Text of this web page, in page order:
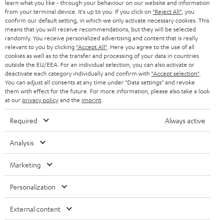
STEREO
SMART HOME
BLUETOOTH-LAUTSPRECHER
KOPFHÖRER
BLUETOOTH-KOPFHÖRER
LAUTSPRECHER
ULTIMA-SERIE
IN-EAR-KOPFHÖRER
FANSHOP
PRESSE & MARKETING
GESCHÄFTSKUNDEN
PARTNERPROGRAMM
BLOG
NEWSLETTER
STORES
DEINE VORTEILE BEI TEUFEL
TEUFEL STORY
UNSER MANAGEMENT
ÖSTERREICH
SCHWEIZ
NIEDERLANDE
BELGIEN
POLEN
SPANIEN
ITALIEN
Technische Änderungen, Tippfehler und Irrtum vorbehalten. Das auf unseren
Fotos abgebildete Zubehör ist nicht im Lieferumfang enthalten. Etwaige
learn what you like - through your behaviour on our website and information
from your terminal device. It's up to you: If you click on "Reject All" , you
confirm our default setting, in which we only activate necessary cookies. This
means that you will receive recommendations, but they will be selected
randomly. You receive personalized advertising and content that is really
relevant to you by clicking "Accept All" . Here you agree to the use of all
cookies as well as to the transfer and processing of your data in countries
outside the EU/EEA. For an individual selection, you can also activate or
deactivate each category individually and confirm with "Accept selection"
You can adjust all consents at any time under "Data settings" and revoke
them with effect for the future. For more information, please also take a look
at our privacy policyand the imprint
Required Always active
Analysis
Marketing
Personalization
External content